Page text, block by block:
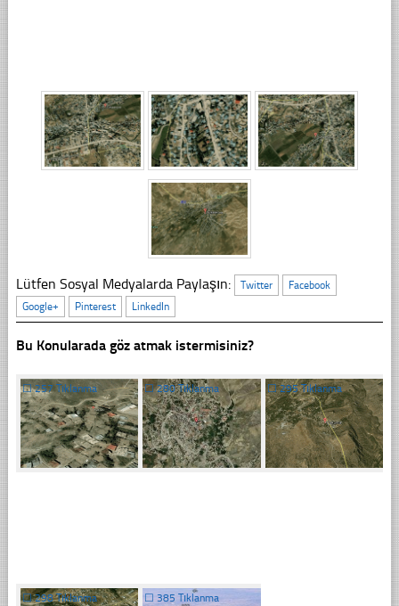
Lütfen Sosyal Medyalarda Paylaşın: Twitter
Facebook
Google+
Pinterest LinkedIn
Bu Konularada göz atmak istermisiniz?
☐257 Tıklanma ☐280 Tıklanma ☐295 Tıklanma
☐298 Tıklanma ☐385 Tıklanma